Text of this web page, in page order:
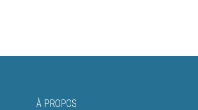
À PROPOS